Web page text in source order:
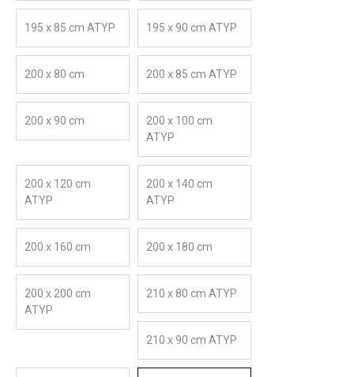
195 x 85 cm ATYP 195 x 90 cm ATYP
200 x 80 cm 200 x 85 cm ATYP
200 x 90 cm
200 x 100 cm
ATYP
200 x 120 cm
ATYP
200 x 140 cm
ATYP
200 x 160 cm 200 x 180 cm
200 x 200 cm
ATYP
210 x 80 cm ATYP
210 x 90 cm ATYP